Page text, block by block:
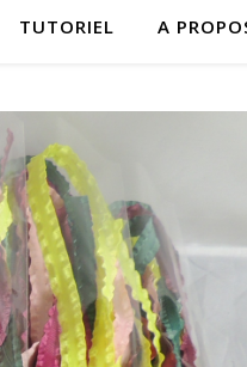
TUTORIEL A